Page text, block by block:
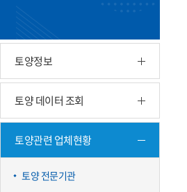
토양정보
토양 데이터 조회
토양관련 업체현황
토양 전문기관